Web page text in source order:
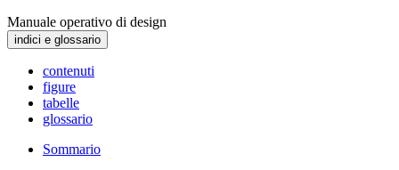
Manuale operativo di design
indici e glossario
contenuti
figure
tabelle
glossario
Sommario